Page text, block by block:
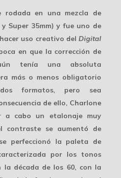
rodada en una mezcla de
y Super 35mm) y fue uno de
uso creativo del Digital
en que la corrección de
tenía una absoluta
más o menos obligatorio
formatos, pero sea
de ello, Charlone
a cabo un etalonajemuy
contraste se aumentó de
perfeccionó la paleta de
por los tonos
la década de los 60, con la